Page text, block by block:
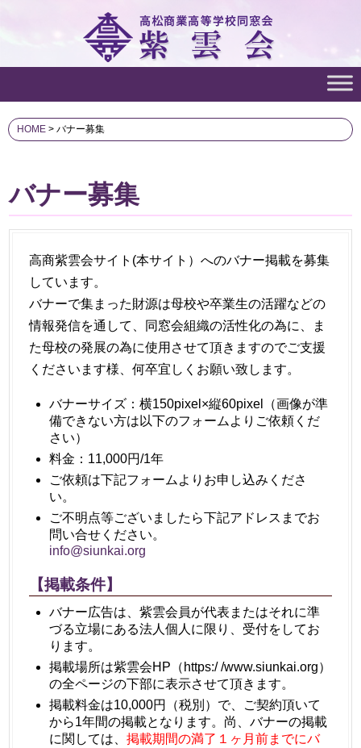
HOME > バナー募集
バナー募集
高商紫雲会サイト(本サイト）へのバナー掲載を募集
しています。
バナーで集まった財源は母校や卒業生の活躍などの
情報発信を通して、同窓会組織の活性化の為に、ま
た母校の発展の為に使用させて頂きますのでご支援
くださいます様、何卒宜しくお願い致します。
バナーサイズ：横150pixel×縦60pixel（画像が準
備できない方は以下のフォームよりご依頼くだ
さい）
料金：11,000円/1年
ご依頼は下記フォームよりお申し込みくださ
い。
ご不明点等ございましたら下記アドレスまでお
問い合せください。
info@siunkai.org
【掲載条件】
バナー広告は、紫雲会員が代表またはそれに準
づる立場にある法人個人に限り、受付をしてお
ります。
掲載場所は紫雲会HP（https:/ /www.siunkai.org）
の全ページの下部に表示させて頂きます。
掲載料金は10,000円（税別）で、ご契約頂いて
から1年間の掲載となります。尚、バナーの掲載
に関しては、掲載期間の満了１ヶ月前までにバ